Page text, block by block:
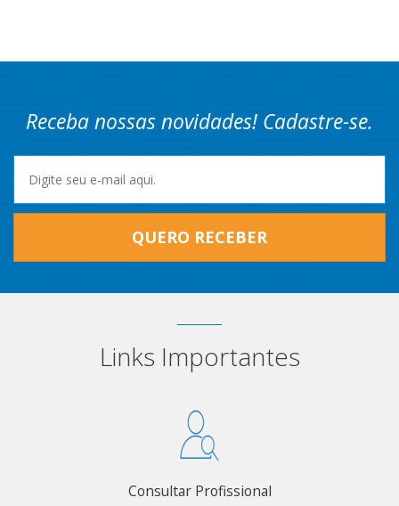
Receba nossas novidades! Cadastre-se.
QUERO RECEBER
Links Importantes
Consultar Profissional